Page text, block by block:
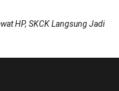
HP, SKCK Langsung Jadi